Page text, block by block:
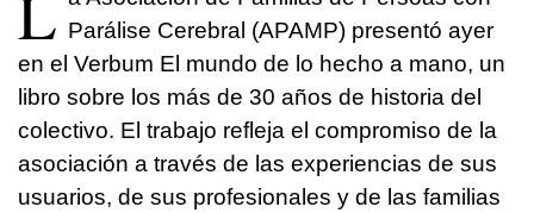
Parálise Cerebral (APAMP) presentó ayer
en el Verbum El mundo de lo hecho a mano, un
libro sobre los más de 30 años de historia del
colectivo. El trabajo refleja el compromiso de la
asociación a través de las experiencias de sus
usuarios, de sus profesionales y de las familias